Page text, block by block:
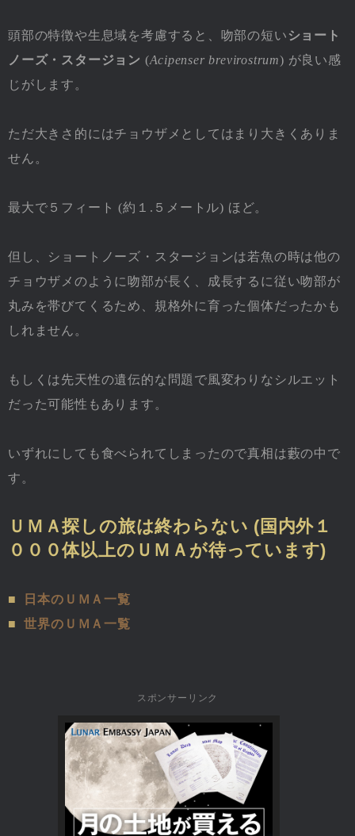
頭部の特徴や生息域を考慮すると、吻部の短い ショート
ノーズ・スタージョン (Acipenser brevirostrum) が良い感
じがします。
ただ大きさ的にはチョウザメとしてはまり大きくありま
せん。
最大で５フィート (約１.５メートル) ほど。
但し、ショートノーズ・スタージョンは若魚の時は他の
チョウザメのように吻部が長く、成長するに従い吻部が
丸みを帯びてくるため、規格外に育った個体だったかも
しれません。
もしくは先天性の遺伝的な問題で風変わりなシルエット
だった可能性もあります。
いずれにしても食べられてしまったので真相は藪の中で
す。
ＵＭＡ探しの旅は終わらない (国内外１
０００体以上のＵＭＡが待っています)
■
日本のＵＭＡ一覧
■
世界のＵＭＡ一覧
スポンサーリンク